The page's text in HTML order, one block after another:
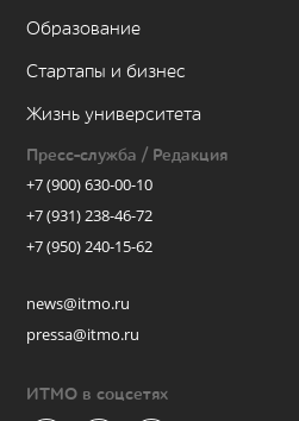
Образование
Стартапы и бизнес
Жизнь университета
Пресс-служба / Редакция
+7 (900) 630-00-10
+7 (931) 238-46-72
+7 (950) 240-15-62
news@itmo.ru
pressa@itmo.ru
ИТМО в соцсетях